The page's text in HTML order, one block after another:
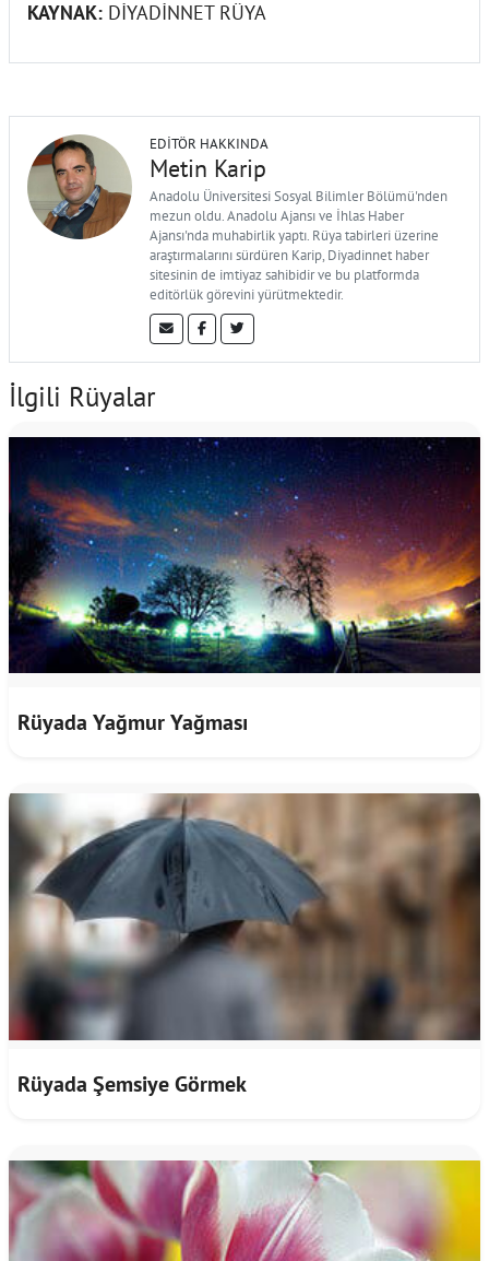
KAYNAK: DİYADİNNET RÜYA
EDITÖR HAKKINDA
Metin Karip
Anadolu Üniversitesi Sosyal Bilimler Bölümü'nden
mezun oldu. Anadolu Ajansı ve İhlas Haber
Ajansı'nda muhabirlik yaptı. Rüya tabirleri üzerine
araştırmalarını sürdüren Karip, Diyadinnet haber
sitesinin de imtiyaz sahibidir ve bu platformda
editörlük görevini yürütmektedir.
İlgili Rüyalar
Rüyada Yağmur Yağması
Rüyada Şemsiye Görmek